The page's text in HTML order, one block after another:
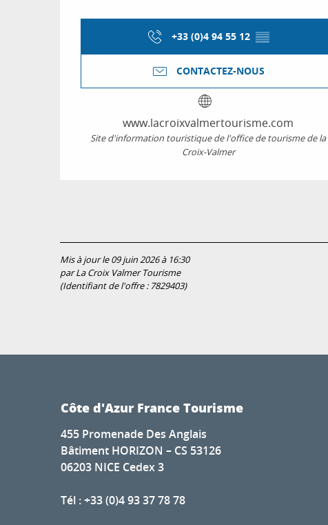
+33 (0)4 94 55 12 ▒▒
CONTACTEZ-NOUS
www.lacroixvalmertourisme.com
Site d'information touristique de l'office de tourisme de la
Croix-Valmer
Mis à jour le 09 juin 2026 à 16:30
par La Croix Valmer Tourisme
(Identifiant de l'offre : 7829403)
Côte d'Azur France Tourisme
455 Promenade Des Anglais
Bâtiment HORIZON – CS 53126
06203 NICE Cedex 3
Tél : +33 (0)4 93 37 78 78